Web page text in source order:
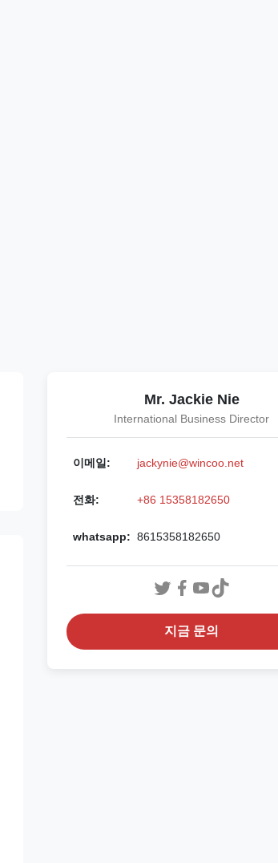
Mr. Jackie Nie
International Business Director
이메일: jackynie@wincoo.net
전화: +86 15358182650
whatsapp: 8615358182650
지금 문의